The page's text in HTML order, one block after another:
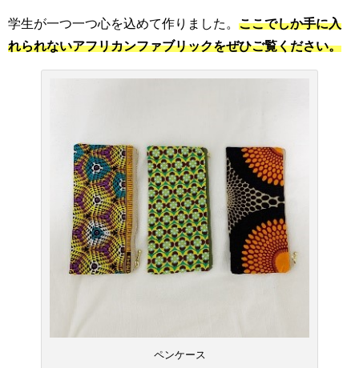
学生が一つ一つ心を込めて作りました。 ここでしか手に入
れられないアフリカンファブリックをぜひご覧ください。
ペンケース